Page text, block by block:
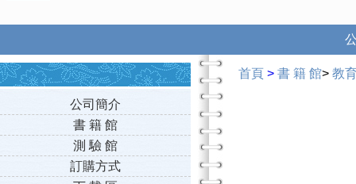
公司簡介
書 籍 館
測 驗 館
訂購方式
首頁 > 書 籍 館> 教